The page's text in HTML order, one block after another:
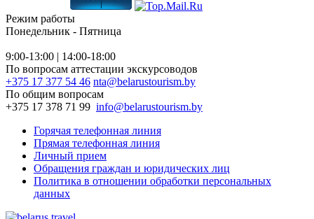
Режим работы
Понедельник - Пятница
9:00-13:00 | 14:00-18:00
По вопросам аттестации экскурсоводов
+375 17 377 54 46 nta@belarustourism.by
По общим вопросам
+375 17 378 71 99 info@belarustourism.by
Горячая телефонная линия
Прямая телефонная линия
Личный прием
Обращения граждан и юридических лиц
Политика в отношении обработки персональных
данных